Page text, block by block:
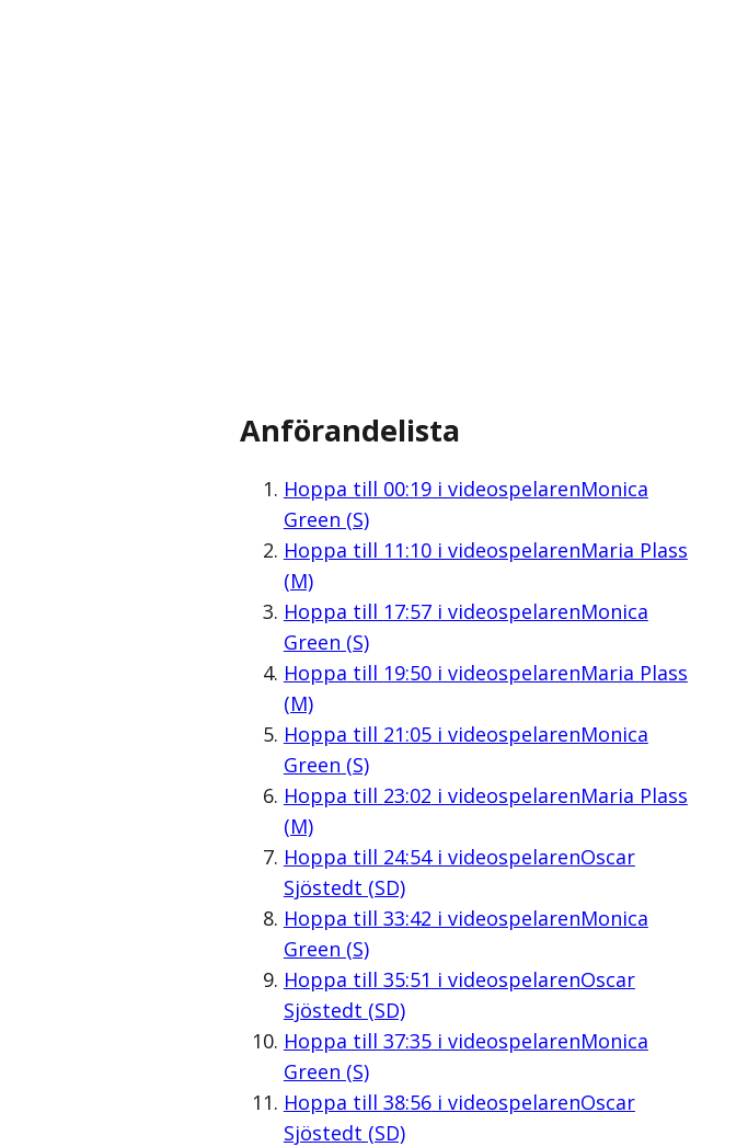
Anförandelista
Hoppa till 00:19i videospelarenMonica
Green (S)
Hoppa till 11:10i videospelarenMaria Plass
(M)
Hoppa till 17:57i videospelarenMonica
Green (S)
Hoppa till 19:50i videospelarenMaria Plass
(M)
Hoppa till 21:05i videospelarenMonica
Green (S)
Hoppa till 23:02 i videospelarenMaria Plass
(M)
Hoppa till 24:54i videospelarenOscar
Sjöstedt (SD)
Hoppa till 33:42 i videospelarenMonica
Green (S)
Hoppa till 35:51 i videospelarenOscar
Sjöstedt (SD)
Hoppa till 37:35i videospelarenMonica
Green (S)
Hoppa till 38:56i videospelarenOscar
Sjöstedt (SD)